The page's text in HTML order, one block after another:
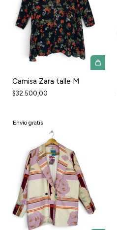
Camisa Zara talle M
$32.500,00
Envío gratis